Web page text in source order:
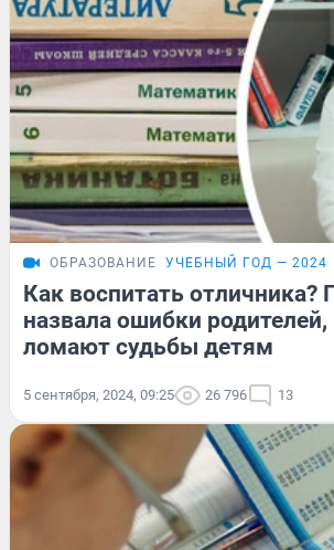
ОБРАЗОВАНИЕ УЧЕБНЫЙ ГОД — 2024
Как воспитать отличника?
назвала ошибки
ломают судьбы детям
5 сентября, 2024, 09:25 26 796 13